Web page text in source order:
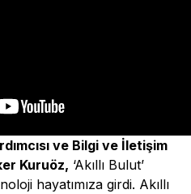
ve Bilgi ve İletişim
Kuruöz, ‘Akıllı Bulut’
hayatımıza girdi. Akıllı